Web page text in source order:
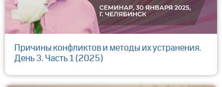
Причины конфликтов и методы их устранения.
День 3. Часть 1 (2025)